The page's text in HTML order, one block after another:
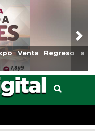
a
Reabrirá